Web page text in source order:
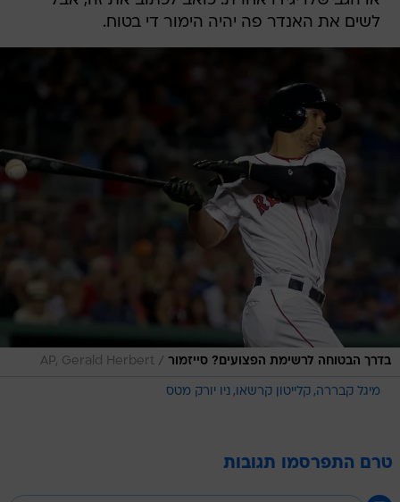
לשים את האנדר פה יהיה הימור די בטוח.
בדרך הבטוחה לרשימת הפצועים? סייזמור /
AP, Gerald Herbert
מיגל קבררה קלייטון קרשאו ניו יורק מטס
טרם התפרסמו תגובות